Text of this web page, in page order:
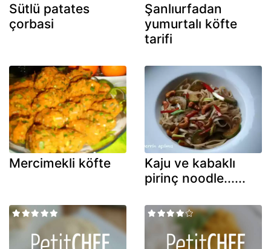
Sütlü patates
çorbasi
Şanlıurfadan
yumurtalı köfte
tarifi
Mercimekli köfte
Kaju ve kabaklı
pirinç noodle......